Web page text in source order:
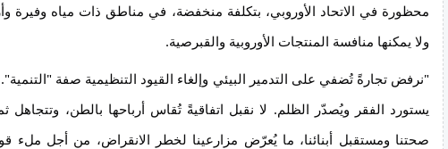
محظورة في الاتحاد الأوروبي، بتكلفة منخفضة، في مناطق ذات مياه وفيرة
ولا يمكنها منافسة المنتجات الأوروبية والقبرصية.
"نرفض تجارةً تُضفي على التدمير البيئي وإلغاء القيود التنظيمية صفة
يستورد الفقر ويُصدّر الظلم. لا نقبل اتفاقيةً تُقاس أرباحها بالطن،
صحتنا ومستقبل أبنائنا، ما يُعرّض مزارعينا لخطر الانقراض، من أجل ملء